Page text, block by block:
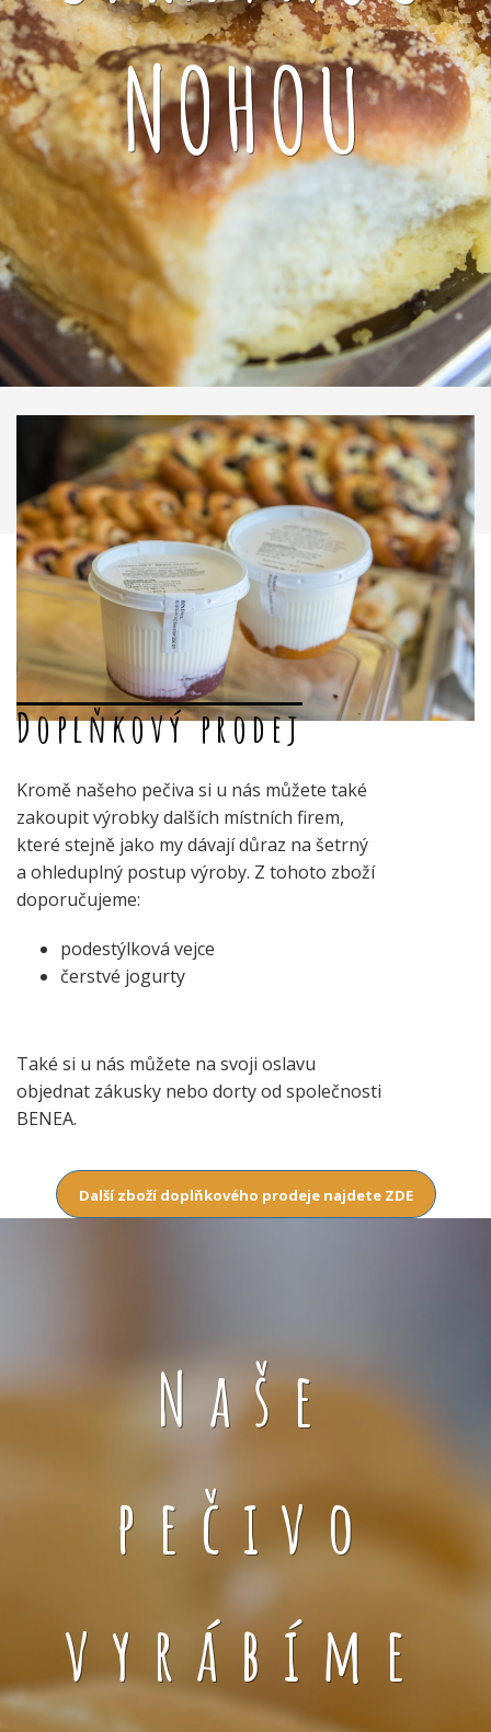
NOHOU
Doplňkový prodej
Kromě našeho pečiva si u nás můžete také
zakoupit výrobky dalších místních firem,
které stejně jako my dávají důraz na šetrný
a ohleduplný postup výroby. Z tohoto zboží
doporučujeme:
podestýlková vejce
čerstvé jogurty
Také si u nás můžete na svoji oslavu
objednat zákusky nebo dorty od společnosti
BENEA.
Další zboží doplňkového prodeje najdete ZDE
Naše
pečivo
vyrábíme